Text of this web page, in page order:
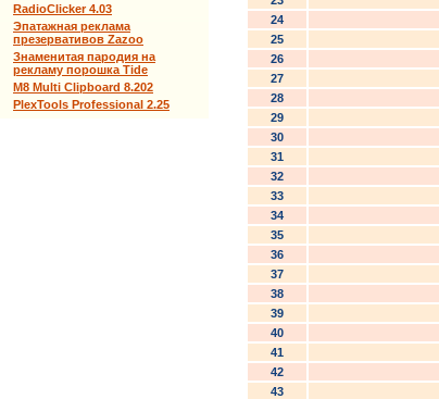
RadioClicker 4.03
Эпатажная реклама
презервативов Zazoo
Знаменитая пародия на
рекламу порошка Tide
M8 Multi Clipboard 8.202
PlexTools Professional 2.25
24
25
26
27
28
29
30
31
32
33
34
35
36
37
38
39
40
41
42
43